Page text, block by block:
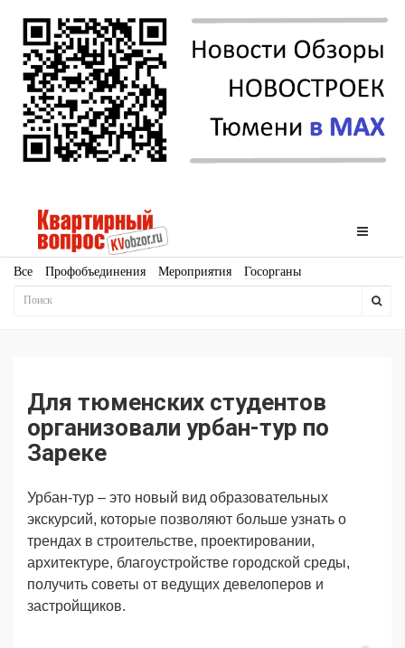
Все Профобъединения Мероприятия Госорганы
Новостройки
Продвижение
Ещё
Для тюменских студентов
организовали урбан-тур по
Зареке
Урбан-тур – это новый вид образовательных
экскурсий, которые позволяют больше узнать о
трендах в строительстве, проектировании,
архитектуре, благоустройстве городской среды,
получить советы от ведущих девелоперов и
застройщиков.